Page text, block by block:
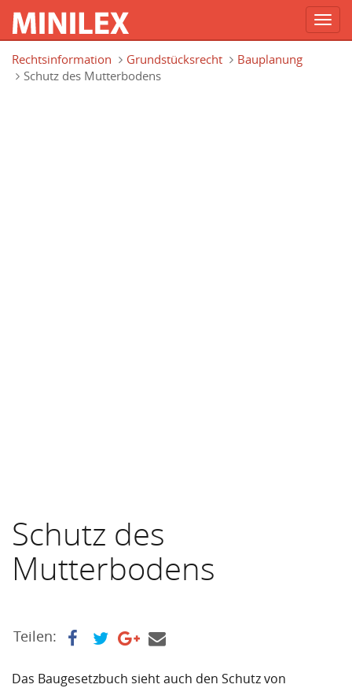
Rechtsinformation
Grundstücksrecht
Bauplanung
Schutz des Mutterbodens
Schutz des
Mutterbodens
Teilen:
Das Baugesetzbuch sieht auch den Schutz von